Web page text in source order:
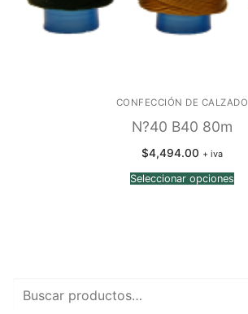
CONFECCIÓN DE CALZADO
N?40 B40 80m
$4,494.00 + iva
Seleccionar opciones
Buscar